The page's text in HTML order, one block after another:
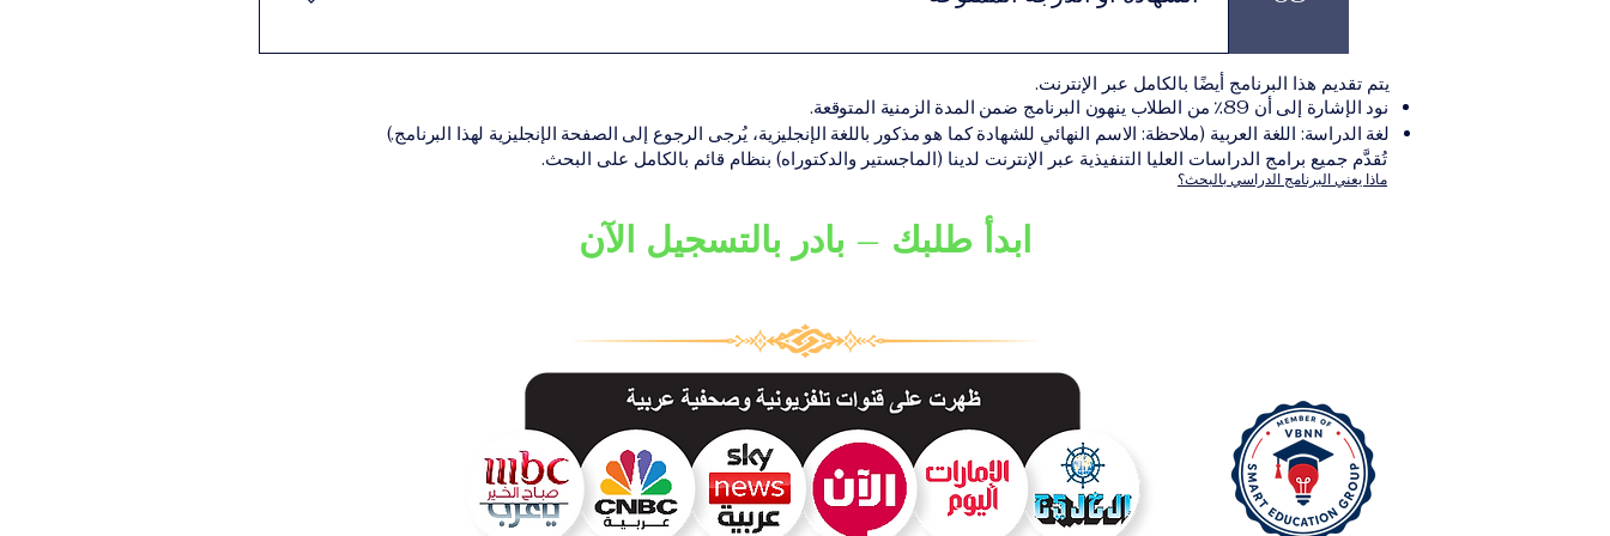
بعد استكمال جميع المتطلبات الأكاديمية بنجاح، يحصل الطالب على الشهادة أو الدرجة الأكاديمية المناسبة للبرنامج،
والتي تصدر عن المؤسسة التعليمية المسؤولة عن تقديم البرنامج ضمن شبكة VBNN Smart Education Group.
يتم تقديم هذا البرنامج أيضًا بالكامل عبر الإنترنت.
نود الإشارة إلى أن 89٪ من الطلاب ينهون البرنامج ضمن المدة الزمنية المتوقعة.
لغة الدراسة: اللغة العربية (ملاحظة: الاسم النهائي للشهادة كما هو مذكور باللغة الإنجليزية، يُرجى الرجوع إلى الصفحة الإنجليزية لهذا البرنامج.)
تُقدَّم جميع برامج الدراسات العليا التنفيذية عبر الإنترنت لدينا (الماجستير والدكتوراه) بنظام قائم بالكامل على البحث.
ماذا يعني البرنامج الدراسي بالبحث؟
ابدأ طلبك – بادر بالتسجيل الآن